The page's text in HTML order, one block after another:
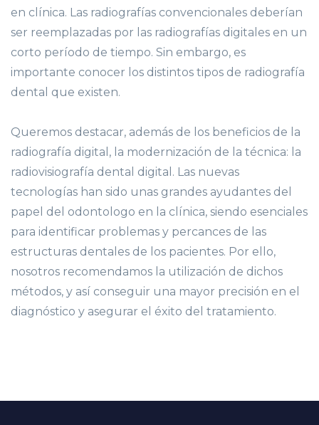
en clínica. Las radiografías convencionales deberían
ser reemplazadas por las radiografías digitales en un
corto período de tiempo. Sin embargo, es
importante conocer los distintos tipos de radiografía
dental que existen.
Queremos destacar, además de los beneficios de la
radiografía digital, la modernización de la técnica: la
radiovisiografía dental digital. Las nuevas
tecnologías han sido unas grandes ayudantes del
papel del odontologo en la clínica, siendo esenciales
para identificar problemas y percances de las
estructuras dentales de los pacientes. Por ello,
nosotros recomendamos la utilización de dichos
métodos, y así conseguir una mayor precisión en el
diagnóstico y asegurar el éxito del tratamiento.